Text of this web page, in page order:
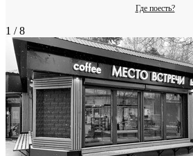
Где поесть?
1 / 8